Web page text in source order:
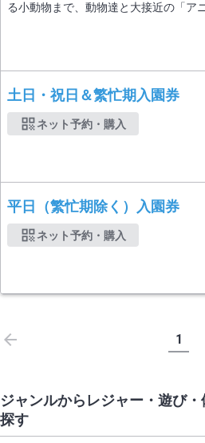
る小動物まで、動物達と大接近の「ア
ョン満載の遊園地「プレイゾーン」
ン」と一日ゆっくり楽しめる、半島史
土日・祝日＆繁忙期入園券
ネット予約・購入
平日（繁忙期除く）入園券
ネット予約・購入
1
ジャンルからレジャー・遊び
探す